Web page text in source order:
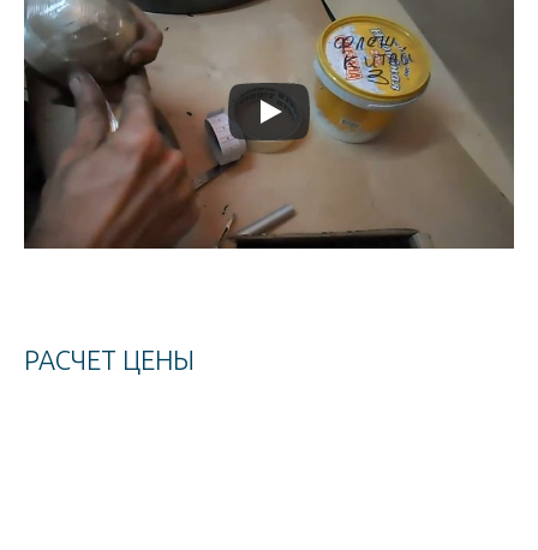
РАСЧЕТ ЦЕНЫ